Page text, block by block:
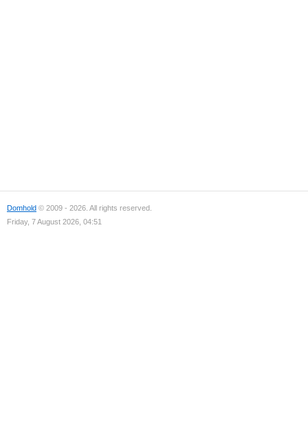
Domhold © 2009 - 2026. All rights reserved.
Friday, 7 August 2026, 04:51